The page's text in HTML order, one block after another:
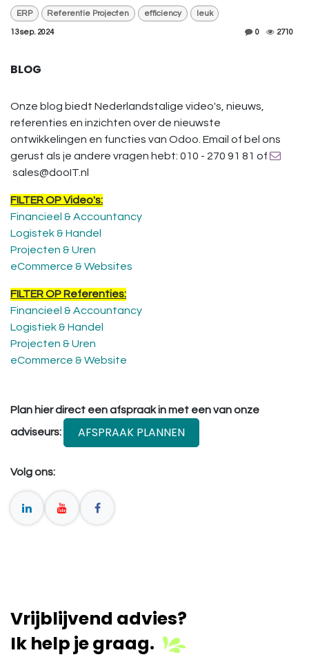
ERP Referentie Projecten efficiency leuk
13 sep. 2024 0 2710
BLOG
Onze blog biedt Nederlandstalige video's, nieuws,
referenties en inzichten over de nieuwste
ontwikkelingen en functies van Odoo. Email of bel ons
gerust als je andere vragen hebt: 010 - 270 91 81 of
sales@dooIT.nl
FILTER OP Video's:
Financieel & Accountancy
Logistek & Handel
Projecten & Uren
eCommerce & Websites
FILTER OP Referenties:
Financieel & Accountancy
Logistiek & Handel
Projecten & Uren
eCommerce & Website
Plan hier direct een afspraak in met een van onze
adviseurs:
AFSPRAAK PLANNEN
Volg ons:
Vrijblijvend advies?
Ik help je graag.